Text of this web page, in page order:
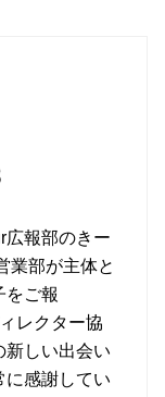
広報部のきー
業部が主体と
をご報
レクター協
新しい出会い
に感謝してい